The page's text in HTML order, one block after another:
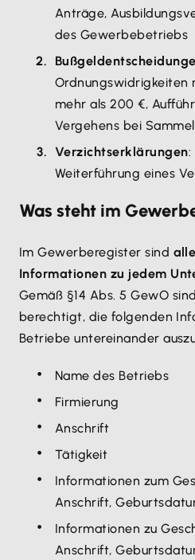
Anträge,
des Gewerbebetriebs
Ordnungswidrigkeiten
mehr als 200 €,
Vergehens bei
Verzichtserklärungen:
Weiterführung eines
Was steht im
Im Gewerberegister sind
Informationen zu jedem
Gemäß §14 Abs. 5 GewO
berechtigt, die folgenden
Betriebe untereinander
Name des Betriebs
Firmierung
Anschrift
Tätigkeit
Informationen zum
Anschrift,
Informationen zu
Anschrift,